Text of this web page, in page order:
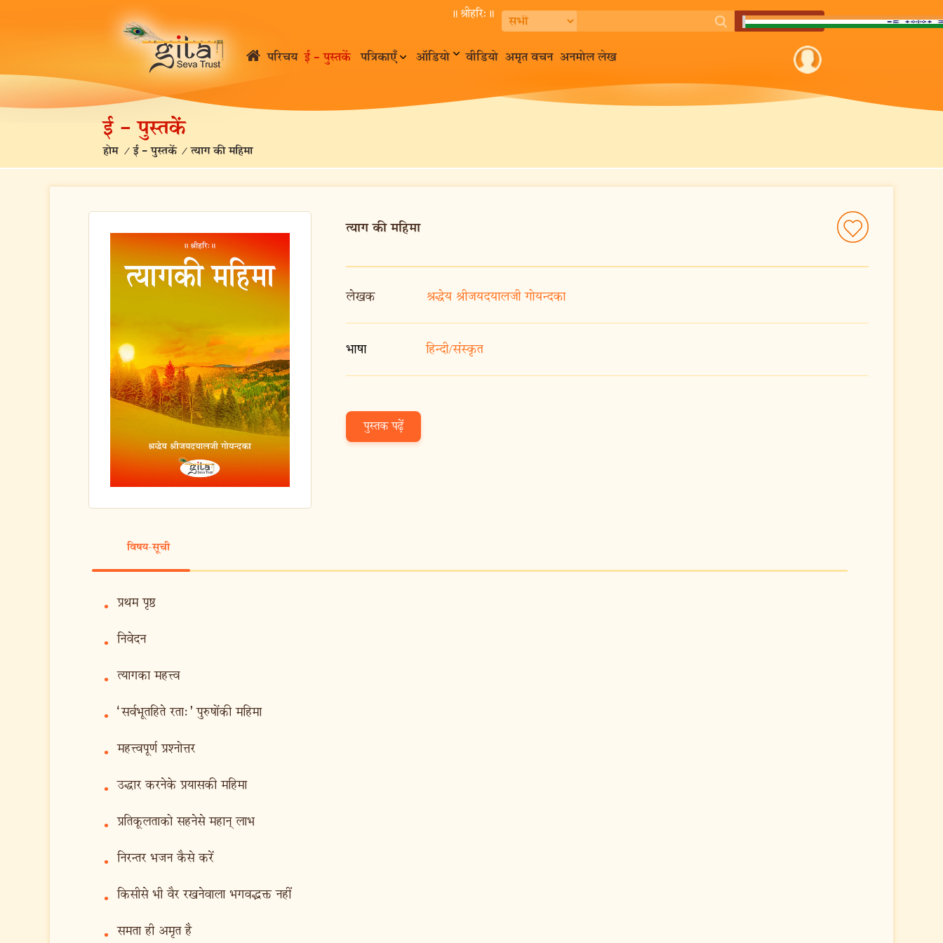
॥ श्रीहरि:॥
परिचय ई – पुस्तकें पत्रिकाएँ ऑडियो वीडियो अमृत वचन अनमोल लेख
ई – पुस्तकें
होम /ई – पुस्तकें /त्याग की महिमा
त्याग की महिमा
लेखक श्रद्धेय श्रीजयदयालजी गोयन्दका
भाषा हिन्दी/संस्कृत
पुस्तक पढ़ें
विषय-सूची
• प्रथम पृष्ठ
• निवेदन
• त्यागका महत्त्व
• ‘सर्वभूतहिते रता:’ पुरुषोंकी महिमा
• महत्त्वपूर्ण प्रश्नोत्तर
• उद्धार करनेके प्रयासकी महिमा
• प्रतिकूलताको सहनेसे महान् लाभ
• निरन्तर भजन कैसे करें
• किसीसे भी वैर रखनेवाला भगवद्भक्त नहीं
• समता ही अमृत है